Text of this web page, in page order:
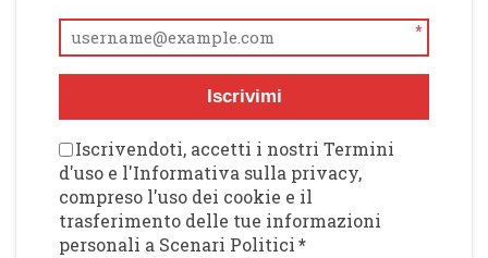
*
Iscrivimi
Iscrivendoti, accetti i nostri Termini
d'uso e l'Informativa sulla privacy,
compreso l'uso dei cookie e il
trasferimento delle tue informazioni
personali a Scenari Politici*